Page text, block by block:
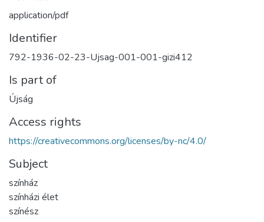
application/pdf
Identifier
792-1936-02-23-Ujsag-001-001-gizi412
Is part of
Újság
Access rights
https://creativecommons.org/licenses/by-nc/4.0/
Subject
színház
színházi élet
színész